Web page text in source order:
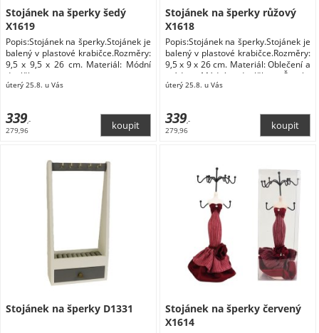
Stojánek na šperky šedý
X1619
Popis:Stojánek na šperky.Stojánek je
balený v plastové krabičce.Rozměry:
9,5 x 9,5 x 26 cm. Materiál: Módní
doplňky
úterý 25.8. u Vás
339,-
279,96
Stojánek na šperky růžový
X1618
Popis:Stojánek na šperky.Stojánek je
balený v plastové krabičce.Rozměry:
9,5 x 9 x 26 cm. Materiál: Oblečení a
móda Módní doplňky Šperky
Dárkové krabičky na šperky
úterý 25.8. u Vás
339,-
279,96
Stojánek na šperky D1331
Stojánek na šperky červený
X1614